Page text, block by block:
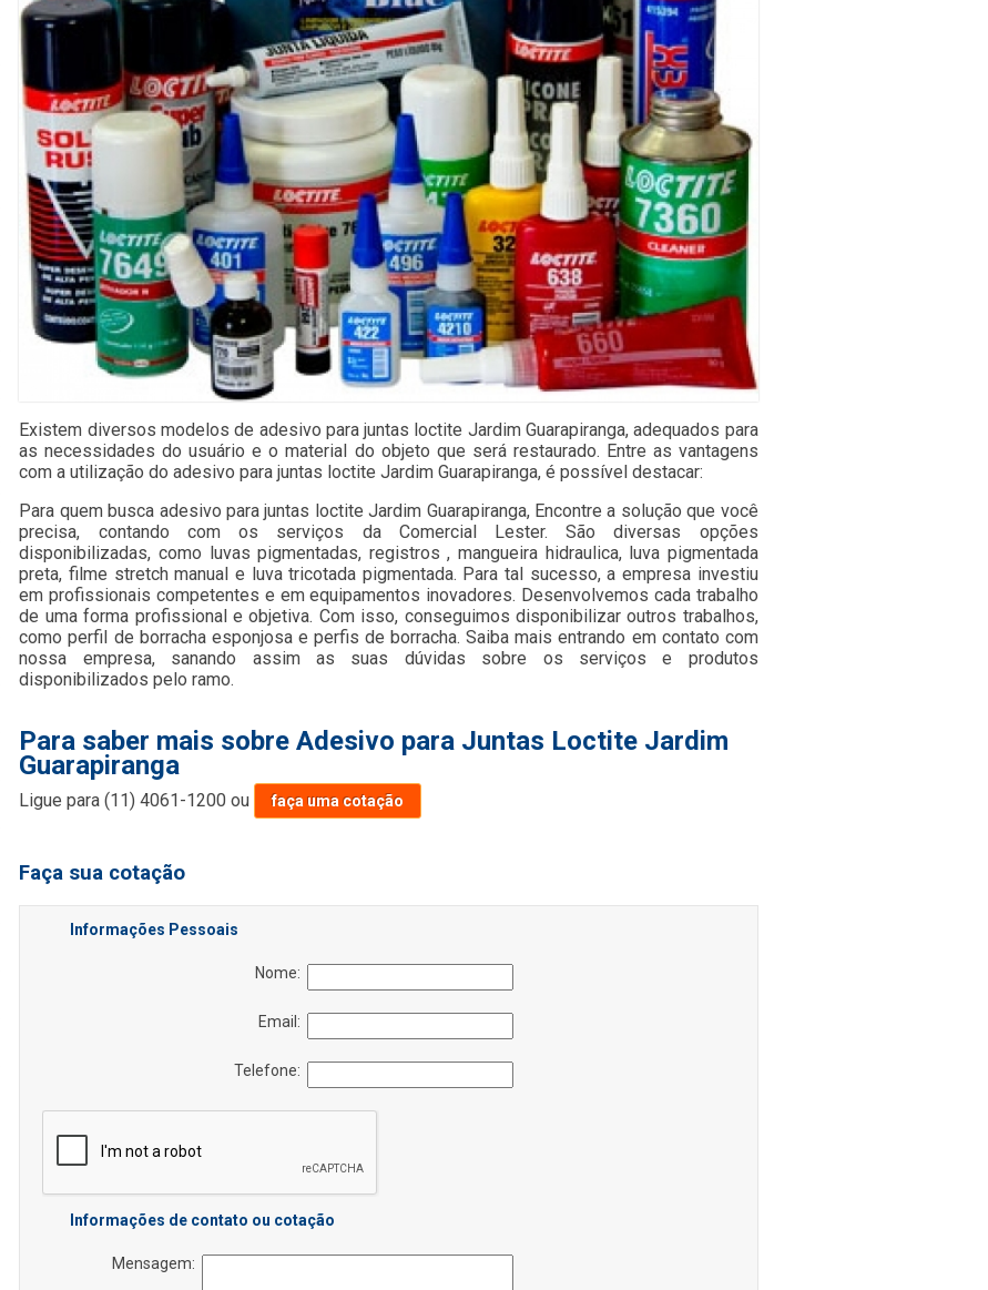
Existem diversos modelos de adesivo para juntas loctite Jardim Guarapiranga, adequados para
as necessidades do usuário e o material do objeto que será restaurado. Entre as vantagens
com a utilização do adesivo para juntas loctite Jardim Guarapiranga, é possível destacar:
Para quem busca adesivo para juntas loctite Jardim Guarapiranga, Encontre a solução que você
precisa, contando com os serviços da Comercial Lester. São diversas opções
disponibilizadas, como luvas pigmentadas, registros , mangueira hidraulica, luva pigmentada
preta, filme stretch manual e luva tricotada pigmentada. Para tal sucesso, a empresa investiu
em profissionais competentes e em equipamentos inovadores. Desenvolvemos cada trabalho
de uma forma profissional e objetiva. Com isso, conseguimos disponibilizar outros trabalhos,
como perfil de borracha esponjosa e perfis de borracha. Saiba mais entrando em contato com
nossa empresa, sanando assim as suas dúvidas sobre os serviços e produtos
disponibilizados pelo ramo.
Para saber mais sobre Adesivo para Juntas Loctite Jardim
Guarapiranga
Ligue para(11) 4061-1200 ou faça uma cotação
Faça sua cotação
Informações Pessoais
Nome:
Email:
Telefone:
Informações de contato ou cotação
Mensagem: